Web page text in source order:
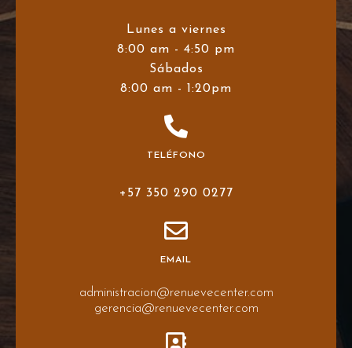
Lunes a viernes
8:00 am - 4:50 pm
Sábados
8:00 am - 1:20pm
TELÉFONO
+57 350 290 0277
EMAIL
administracion@renuevecenter.com
gerencia@renuevecenter.com